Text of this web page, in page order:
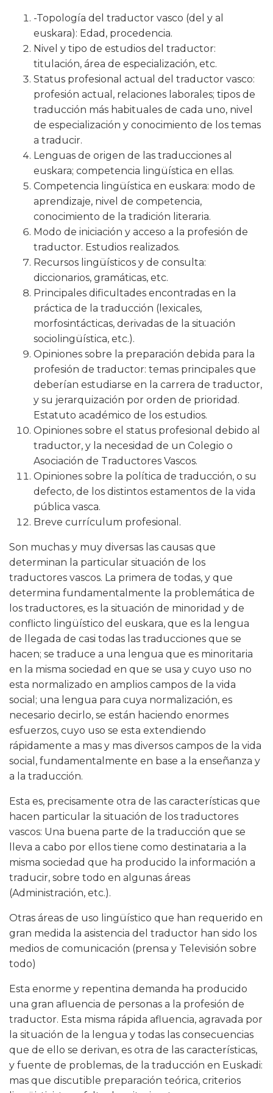
-Topología del traductor vasco (del y al
euskara): Edad, procedencia.
Nivel y tipo de estudios del traductor:
titulación, área de especialización, etc.
Status profesional actual del traductor vasco:
profesión actual, relaciones laborales; tipos de
traducción más habituales de cada uno, nivel
de especialización y conocimiento de los temas
a traducir.
Lenguas de origen de las traducciones al
euskara; competencia lingüística en ellas.
Competencia lingüística en euskara: modo de
aprendizaje, nivel de competencia,
conocimiento de la tradición literaria.
Modo de iniciación y acceso a la profesión de
traductor. Estudios realizados.
Recursos lingüísticos y de consulta:
diccionarios, gramáticas, etc.
Principales dificultades encontradas en la
práctica de la traducción (lexicales,
morfosintácticas, derivadas de la situación
sociolingüística, etc.).
Opiniones sobre la preparación debida para la
profesión de traductor: temas principales que
deberían estudiarse en la carrera de traductor,
y su jerarquización por orden de prioridad.
Estatuto académico de los estudios.
Opiniones sobre el status profesional debido al
traductor, y la necesidad de un Colegio o
Asociación de Traductores Vascos.
Opiniones sobre la política de traducción, o su
defecto, de los distintos estamentos de la vida
pública vasca.
Breve currículum profesional.
Son muchas y muy diversas las causas que
determinan la particular situación de los
traductores vascos. La primera de todas, y que
determina fundamentalmente la problemática de
los traductores, es la situación de minoridad y de
conflicto lingüístico del euskara, que es la lengua
de llegada de casi todas las traducciones que se
hacen; se traduce a una lengua que es minoritaria
en la misma sociedad en que se usa y cuyo uso no
esta normalizado en amplios campos de la vida
social; una lengua para cuya normalización, es
necesario decirlo, se están haciendo enormes
esfuerzos, cuyo uso se esta extendiendo
rápidamente a mas y mas diversos campos de la vida
social, fundamentalmente en base a la enseñanza y
a la traducción.
Esta es, precisamente otra de las características que
hacen particular la situación de los traductores
vascos: Una buena parte de la traducción que se
lleva a cabo por ellos tiene como destinataria a la
misma sociedad que ha producido la información a
traducir, sobre todo en algunas áreas
(Administración, etc.).
Otras áreas de uso lingüístico que han requerido en
gran medida la asistencia del traductor han sido los
medios de comunicación (prensa y Televisión sobre
todo)
Esta enorme y repentina demanda ha producido
una gran afluencia de personas a la profesión de
traductor. Esta misma rápida afluencia, agravada por
la situación de la lengua y todas las consecuencias
que de ello se derivan, es otra de las características,
y fuente de problemas, de la traducción en Euskadi:
mas que discutible preparación teórica, criterios